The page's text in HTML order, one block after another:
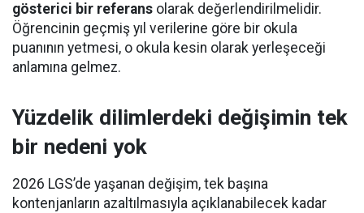
gösterici bir referans olarak değerlendirilmelidir.
Öğrencinin geçmiş yıl verilerine göre bir okula
puanının yetmesi, o okula kesin olarak yerleşeceği
anlamına gelmez.
Yüzdelik dilimlerdeki değişimin tek
bir nedeni yok
2026 LGS’de yaşanan değişim, tek başına
kontenjanların azaltılmasıyla açıklanabilecek kadar